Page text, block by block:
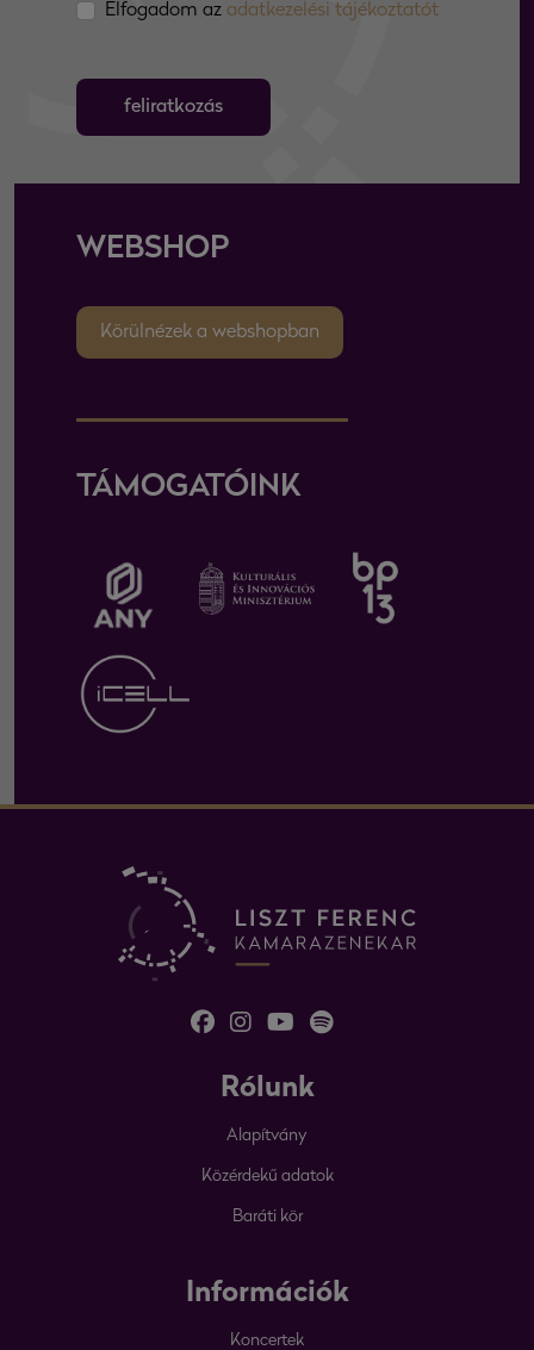
Elfogadom az adatkezelési tájékoztatót
feliratkozás
WEBSHOP
Körülnézek a webshopban
TÁMOGATÓINK
Rólunk
Alapítvány
Közérdekű adatok
Baráti kör
Információk
Koncertek